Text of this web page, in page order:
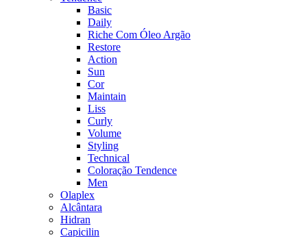
Basic
Daily
Riche Com Óleo Argão
Restore
Action
Sun
Cor
Maintain
Liss
Curly
Volume
Styling
Technical
Coloração Tendence
Men
Olaplex
Alcântara
Hidran
Capicilin